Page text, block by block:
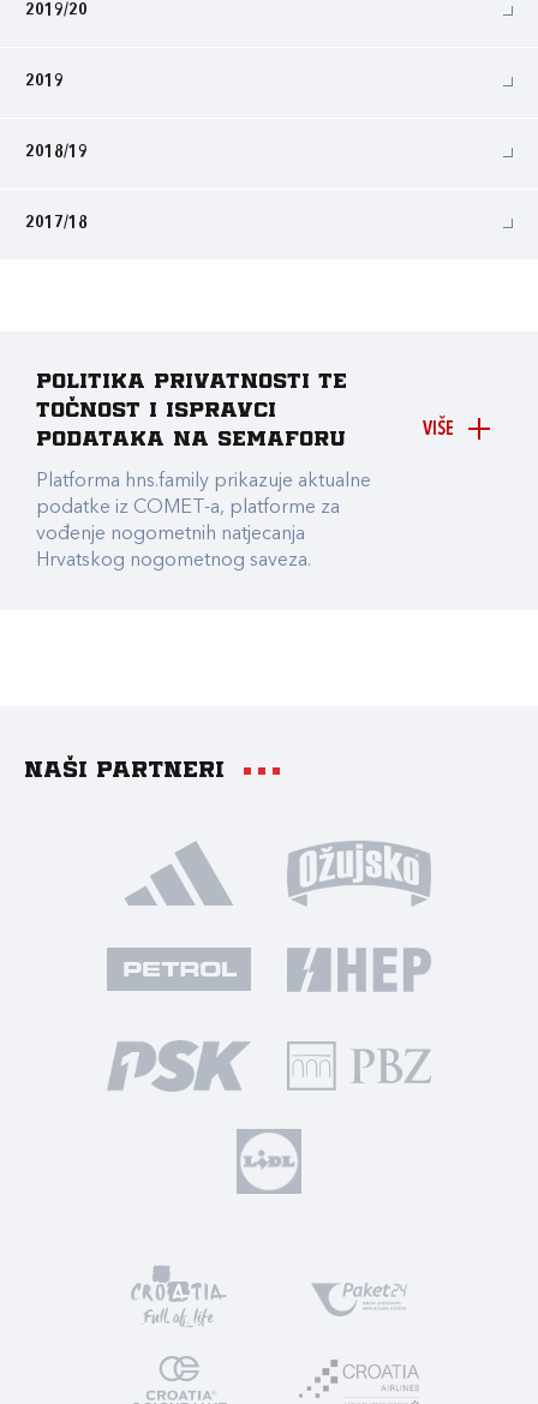
2019/20
2019
2018/19
2017/18
VIŠE
Politika privatnosti te
točnost i ispravci
podataka na Semaforu
Platforma hns.family prikazuje aktualne
podatke iz COMET-a, platforme za
vođenje nogometnih natjecanja
Hrvatskog nogometnog saveza.
Naši partneri